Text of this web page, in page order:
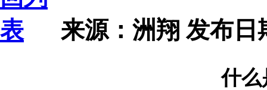
来源：洲翔发布日
什么